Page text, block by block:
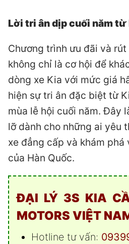
Lời tri ân dịp cuối năm từ
Chương trình ưu đãi và
không chỉ là cơ hội để
dòng xe Kia với mức giá
hiện sự tri ân đặc biệt từ
mùa lễ hội cuối năm. Đây
lỡ dành cho những ai yêu
xe đẳng cấp và khám phá
của Hàn Quốc.
ĐẠI LÝ 3S KIA
MOTORS VIỆT
Hotline tư vấn: